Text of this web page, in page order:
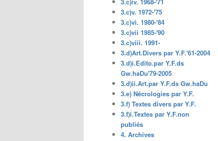
3.c)v. 1972-'75
3.c)vi. 1980-'84
3.c)vii 1985-'90
3.c)viii. 1991-
3.d)Art.Divers par Y.F.'61-2004
3.d)i.Edito.par Y.F.ds
Gw.haDu'79-2005
3.d)ii.Art.par Y.F.ds Gw.haDu
3.e) Nécrologies par Y.F.
3.f) Textes divers par Y.F.
3.f)i.Textes par Y.F.non
publiés
4. Archives